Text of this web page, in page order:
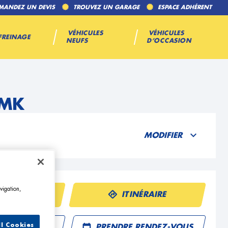
UN DEVIS TROUVEZ UN GARAGE ESPACE ADHÉRENT
VÉHICULES
NEUFS
VÉHICULES
D’OCCASION
MODIFIER
ITINÉRAIRE
Cookies